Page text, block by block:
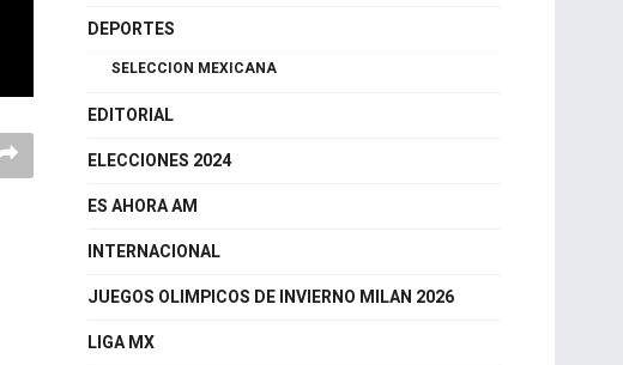
CDMX
DEPORTES
SELECCION MEXICANA
EDITORIAL
ELECCIONES 2024
ES AHORA AM
INTERNACIONAL